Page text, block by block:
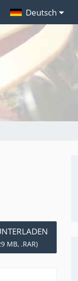
Links
Deutsch
MB, .RAR)